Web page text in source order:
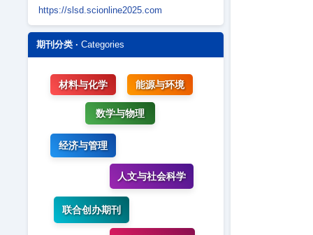
https://slsd.scionline2025.com
期刊分类 · Categories
材料与化学 能源与环境
数学与物理
经济与管理
人文与社会科学
联合创办期刊